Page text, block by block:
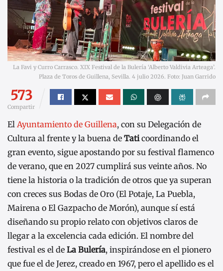
La Favi y Curro Carrasco. XIX Festival de la Bulería ‘Alberto Valdivia Arteaga’.
Plaza de Toros de Guillena, Sevilla. 4 julio 2026. Foto: Juan Garrido
573
Compartir
El Ayuntamiento de Guillena, con su Delegación de
Cultura al frente y la buena de Taticoordinando el
gran evento, sigue apostando por su festival flamenco
de verano, que en 2027 cumplirá sus veinte años. No
tiene la historia o la tradición de otros que ya superan
con creces sus Bodas de Oro (El Potaje, La Puebla,
Mairena o El Gazpacho de Morón), aunque sí está
diseñando su propio relato con objetivos claros de
llegar a la excelencia cada edición. El nombre del
festival es el de La Bulería, inspirándose en el pionero
que fue el de Jerez, creado en 1967, pero el apellido es el